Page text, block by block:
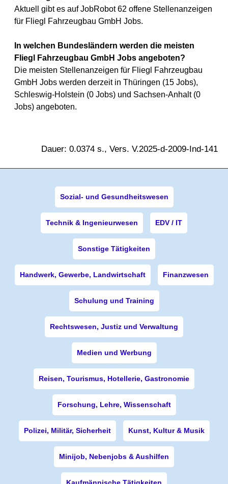
Aktuell gibt es auf JobRobot 62 offene Stellenanzeigen
für Fliegl Fahrzeugbau GmbH Jobs.
In welchen Bundesländern werden die meisten
Fliegl Fahrzeugbau GmbH Jobs angeboten?
Die meisten Stellenanzeigen für Fliegl Fahrzeugbau
GmbH Jobs werden derzeit in Thüringen (15 Jobs),
Schleswig-Holstein (0 Jobs) und Sachsen-Anhalt (0
Jobs) angeboten.
Dauer: 0.0374 s., Vers. V.2025-d-2009-Ind-141
Sozial- und Gesundheitswesen
Technik & Ingenieurwesen EDV / IT
Sonstige Tätigkeiten
Handwerk, Gewerbe, Landwirtschaft Finanzwesen
Schulung und Training
Rechtswesen, Justiz und Verwaltung
Medien und Werbung
Reisen, Tourismus, Hotellerie, Gastronomie
Forschung, Lehre, Wissenschaft
Polizei, Militär, Sicherheit Kunst, Kultur & Musik
Minijob, Nebenjobs & Aushilfen